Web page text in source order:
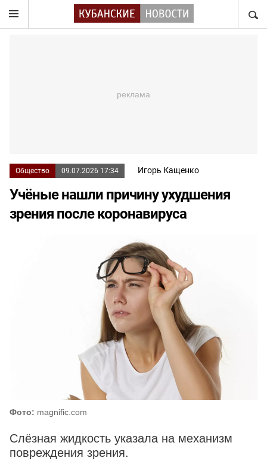
Общество 09.07.2026 17:34 Игорь Кащенко
Учёные нашли причину ухудшения
зрения после коронавируса
Фото: magnific.com
Слёзная жидкость указала на механизм
повреждения зрения.